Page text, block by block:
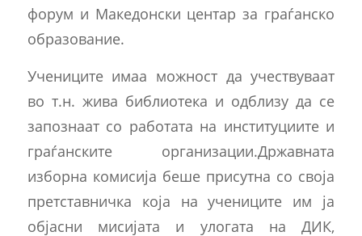
форум и Македонски центар за граѓанско
образование.
Учениците имаа можност да учествуваат
во т.н. жива библиотека и одблизу да се
запознаат со работата на институциите и
граѓанските организации.Државната
изборна комисија беше присутна со своја
претставничка која на учениците им ја
објасни мисијата и улогата на ДИК,